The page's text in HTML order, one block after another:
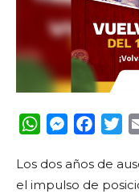
WhatsApp
Messenger
Los dos años de
el impulso de